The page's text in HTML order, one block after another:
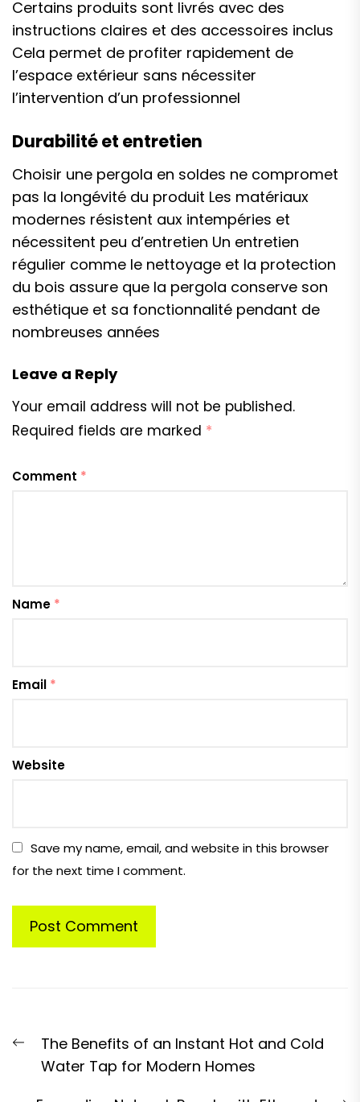
Certains produits sont livrés avec des
instructions claires et des accessoires inclus
Cela permet de profiter rapidement de
l’espace extérieur sans nécessiter
l’intervention d’un professionnel
Durabilité et entretien
Choisir une pergola en soldes ne compromet
pas la longévité du produit Les matériaux
modernes résistent aux intempéries et
nécessitent peu d’entretien Un entretien
régulier comme le nettoyage et la protection
du bois assure que la pergola conserve son
esthétique et sa fonctionnalité pendant de
nombreuses années
Leave a Reply
Your email address will not be published.
Required fields are marked *
Comment *
Name *
Email *
Website
Save my name, email, and website in this browser
for the next time I comment.
navigation
Previous
post:
The Benefits of an Instant Hot and Cold
Water Tap for Modern Homes